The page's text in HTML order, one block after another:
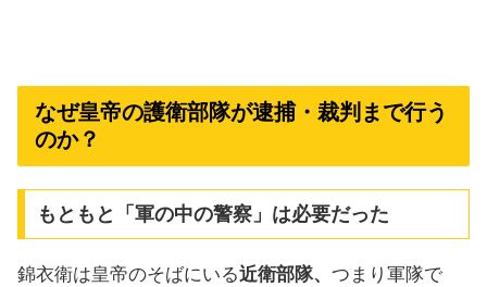
なぜ皇帝の護衛部隊が逮捕・裁判まで行う
のか？
もともと「軍の中の警察」は必要だった
錦衣衛は皇帝のそばにいる近衛部隊、 つまり軍隊で